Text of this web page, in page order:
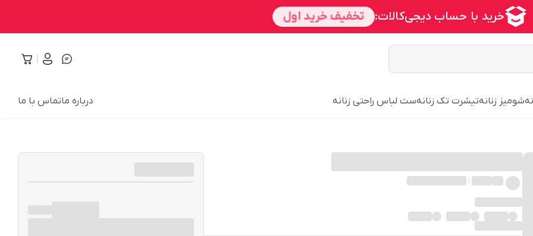
شومیز زنانهتیشرت تک زنانهست لباس راحتی زنانه درباره ماتماس با ما